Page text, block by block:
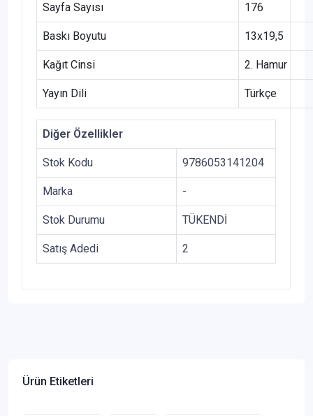
Sayfa Sayısı 176
Baskı Boyutu 13x19,5
Kağıt Cinsi 2. Hamur
Yayın Dili Türkçe
Diğer Özellikler
Stok Kodu 9786053141204
Marka -
Stok Durumu TÜKENDİ
Satış Adedi 2
Ürün Etiketleri